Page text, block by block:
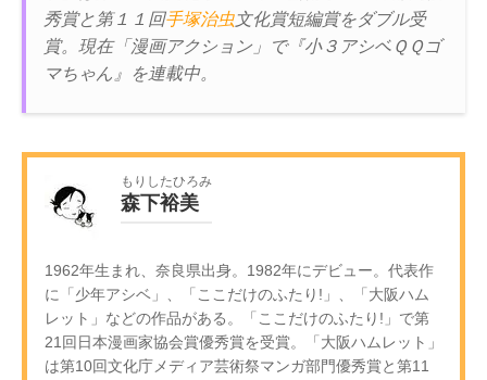
秀賞と第１１回手塚治虫文化賞短編賞をダブル受
賞。現在「漫画アクション」で『小３アシベＱＱゴ
マちゃん』を連載中。
もりしたひろみ
森下裕美
1962年生まれ、奈良県出身。1982年にデビュー。代表作
に「少年アシベ」、「ここだけのふたり!」、「大阪ハム
レット」などの作品がある。「ここだけのふたり!」で第
21回日本漫画家協会賞優秀賞を受賞。「大阪ハムレット」
は第10回文化庁メディア芸術祭マンガ部門優秀賞と第11